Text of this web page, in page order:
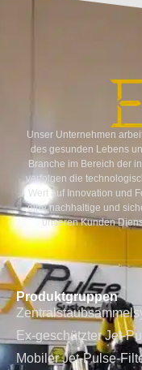
Unser Unternehmen
des gesunden Lebens
Branche im Bereich der
verfolgen die
Wert auf Innovation und
eine nachhaltige und
unseren Kunden
Produktgruppen
Ex-geschützter Jet-
Mobiler Jet-Pulse-